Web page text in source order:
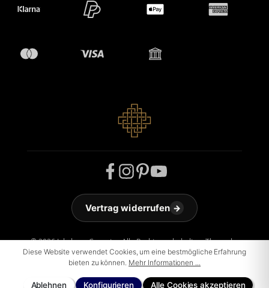
© 2026 Jakobson Carpets - Alle Rechte vorbehalten. Theme by
ThemeWare®
Vertrag widerrufen →
Diese Website verwendet Cookies, um eine bestmögliche Erfahrung
bieten zu können. Mehr Informationen ...
Ablehnen Konfigurieren Alle Cookies akzeptieren